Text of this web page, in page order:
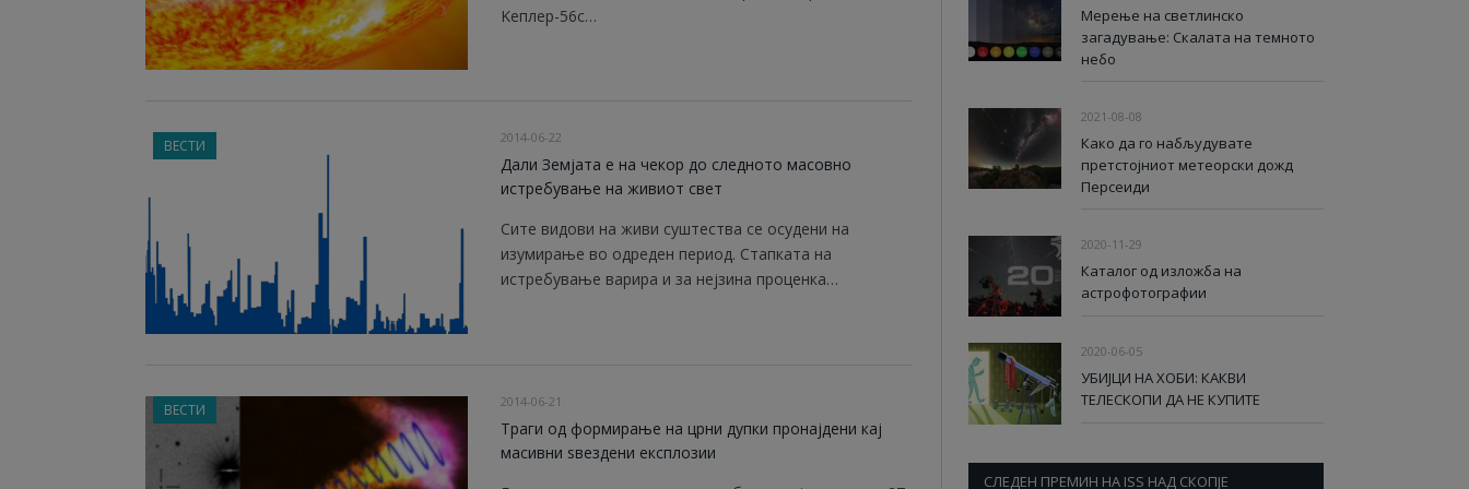
Keплер-56c…
ВЕСТИ 2014-06-22
Дали Земјата е на чекор до следното масовно
истребување на живиот свет
Сите видови на живи суштества се осудени на
изумирање во одреден период. Стапката на
истребување варира и за нејзина проценка…
ВЕСТИ 2014-06-21
Траги од формирање на црни дупки пронајдени кај
масивни ѕвездени експлозии
Мерење на светлинско
загадување: Скалата на темното
небо
2021-08-08
Како да го набљудувате
претстојниот метеорски дожд
Персеиди
2020-11-29
Каталог од изложба на
астрофотографии
2020-06-05
УБИЈЦИ НА ХОБИ: КАКВИ
ТЕЛЕСКОПИ ДА НЕ КУПИТЕ
СЛЕДЕН ПРЕМИН НА ISS НАД СКОПЈЕ